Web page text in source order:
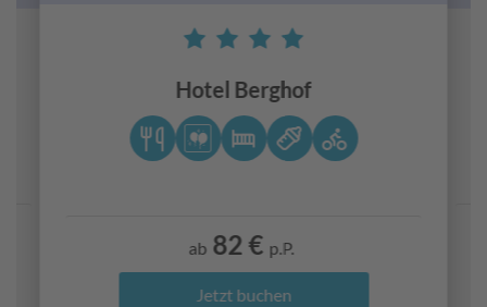
Hotel Berghof
ab 82 € p.P.
Jetzt buchen